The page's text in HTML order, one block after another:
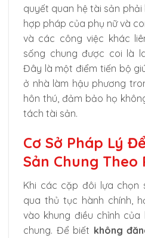
quyết quan hệ tài sản
hợp pháp của phụ nữ và
và các công việc khác
sống chung được coi là
Đây là một điểm tiến bộ
ở nhà làm hậu phương
hôn thú, đảm bảo họ
tách tài sản.
Cơ Sở Pháp Lý
Sản Chung Theo
Khi các cặp đôi lựa chọn
qua thủ tục hành chính,
vào khung điều chỉnh
chung. Để biết không